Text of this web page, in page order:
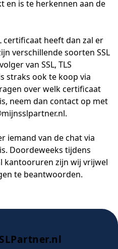
en is te herkennen aan de
certificaat heeft dan zal er
verschillende soorten SSL
van SSL, TLS
straks ook te koop via
over welk certificaat
neem dan contact op met
iemand van de chat via
Doordeweeks tijdens
kantooruren zijn wij vrijwel
te beantwoorden.